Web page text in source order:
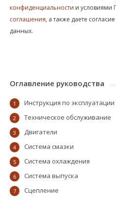
конфиденциальности и условиями
соглашения, а также даете
данных.
Оглавление руководства
1 Инструкция по эксплуатации
2 Техническое обслуживание
3 Двигатели
4 Система смазки
5 Система охлаждения
6 Система выпуска
7 Сцепление